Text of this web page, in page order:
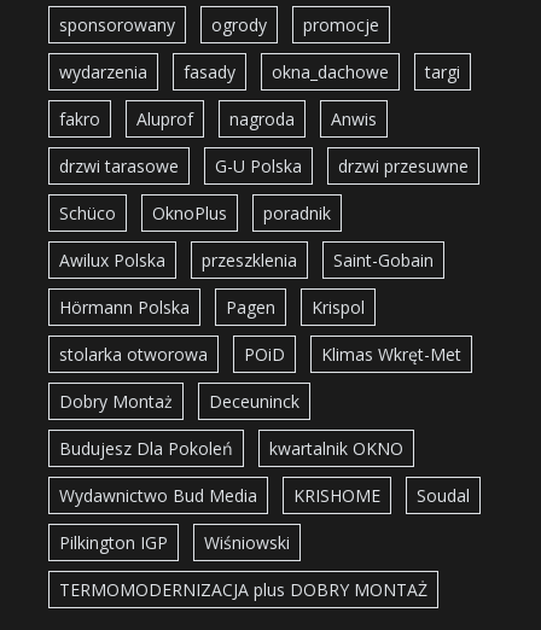
sponsorowany ogrody promocje
wydarzenia fasady okna_dachowe targi
fakro Aluprof nagroda Anwis
drzwi tarasowe G-U Polska drzwi przesuwne
Schüco OknoPlus poradnik
Awilux Polska przeszklenia Saint-Gobain
Hörmann Polska Pagen Krispol
stolarka otworowa POiD Klimas Wkręt-Met
Dobry Montaż Deceuninck
Budujesz Dla Pokoleń kwartalnik OKNO
Wydawnictwo Bud Media KRISHOME Soudal
Pilkington IGP Wiśniowski
TERMOMODERNIZACJA plus DOBRY MONTAŻ